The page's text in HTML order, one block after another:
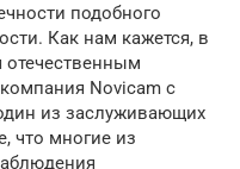
подобного
Как нам кажется, в
Novicam с
из заслуживающих
что многие из